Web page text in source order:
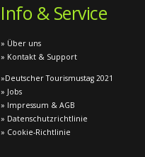
Info & Service
» Über uns
» Kontakt & Support
»Deutscher Tourismustag 2021
» Jobs
» Impressum & AGB
» Datenschutzrichtlinie
» Cookie-Richtlinie